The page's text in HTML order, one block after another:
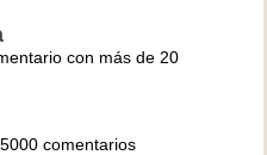
con más de 20
comentarios